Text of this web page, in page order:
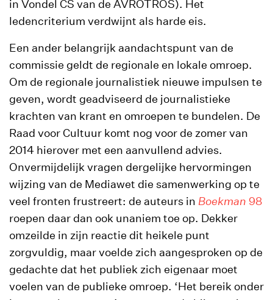
in Vondel CS van de AVROTROS). Het
ledencriterium verdwijnt als harde eis.
Een ander belangrijk aandachtspunt van de
commissie geldt de regionale en lokale omroep.
Om de regionale journalistiek nieuwe impulsen te
geven, wordt geadviseerd de journalistieke
krachten van krant en omroepen te bundelen. De
Raad voor Cultuur komt nog voor de zomer van
2014 hierover met een aanvullend advies.
Onvermijdelijk vragen dergelijke hervormingen
wijzing van de Mediawet die samenwerking op te
veel fronten frustreert: de auteurs in Boekman 98
roepen daar dan ook unaniem toe op. Dekker
omzeilde in zijn reactie dit heikele punt
zorgvuldig, maar voelde zich aangesproken op de
gedachte dat het publiek zich eigenaar moet
voelen van de publieke omroep. ‘Het bereik onder